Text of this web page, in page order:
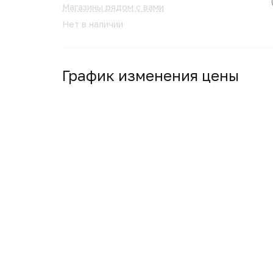
Магазины рядом с вами
Нет в наличии
График изменения цены